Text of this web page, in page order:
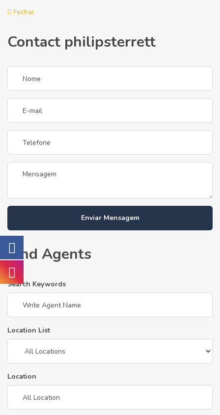
Fechar
Contact philipsterrett
Enviar Mensagem
Find Agents
Search Keywords
Location List
Location